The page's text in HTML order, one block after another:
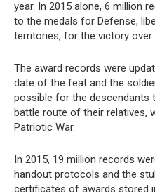
year. In 2015 alone, 6 million
to the medals for Defense,
territories, for the victory over
The award records were
date of the feat and the
possible for the descendants
battle route of their relatives,
Patriotic War.
In 2015, 19 million records
handout protocols and the
certificates of awards stored